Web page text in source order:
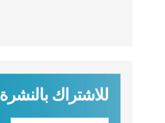
للاشتراك بالنشرة